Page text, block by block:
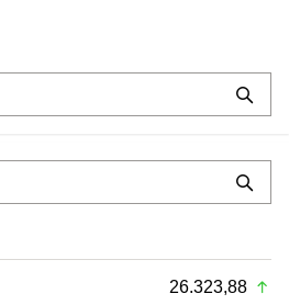
26.323,88